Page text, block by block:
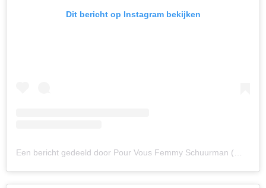
Dit bericht op Instagram bekijken